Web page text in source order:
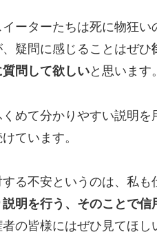
イーターたちは死に物狂
疑問に感じることはぜひ
問して欲しいと思います。
めて分かりやすい説明
ています。
る不安というのは、私も
説明を行う、そのことで
の皆様にはぜひ見てほし